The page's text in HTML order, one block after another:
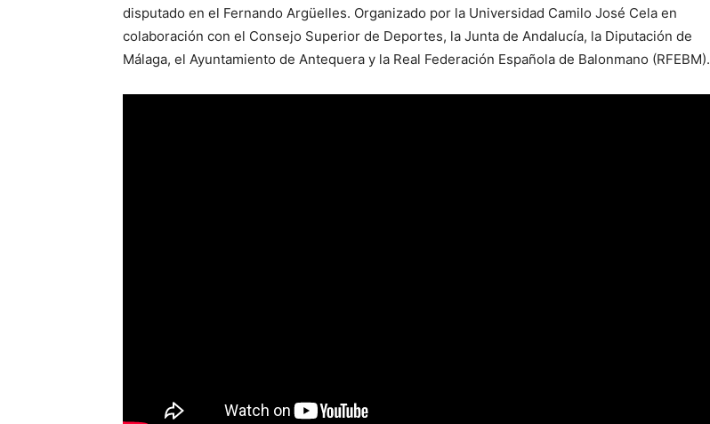
disputado en el Fernando Argüelles. Organizado por la Universidad Camilo José Cela en
colaboración con el Consejo Superior de Deportes, la Junta de Andalucía, la Diputación de
Málaga, el Ayuntamiento de Antequera y la Real Federación Española de Balonmano (RFEBM).